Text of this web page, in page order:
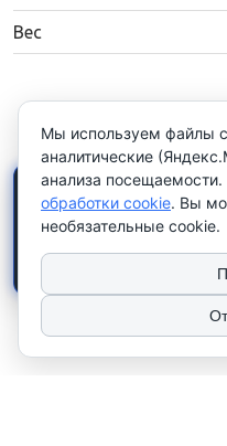
Вес
Мы используем файлы
аналитические
анализа
обработки cookie. Вы
необязательные cookie.
Работаем только с
юридическими лицами
индивидуальными
предпринимателями.